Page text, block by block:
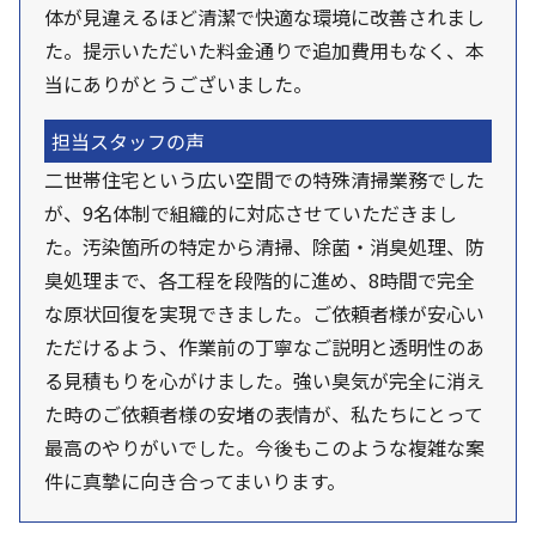
体が見違えるほど清潔で快適な環境に改善されまし
た。提示いただいた料金通りで追加費用もなく、本
当にありがとうございました。
担当スタッフの声
二世帯住宅という広い空間での特殊清掃業務でした
が、9名体制で組織的に対応させていただきまし
た。汚染箇所の特定から清掃、除菌・消臭処理、防
臭処理まで、各工程を段階的に進め、8時間で完全
な原状回復を実現できました。ご依頼者様が安心い
ただけるよう、作業前の丁寧なご説明と透明性のあ
る見積もりを心がけました。強い臭気が完全に消え
た時のご依頼者様の安堵の表情が、私たちにとって
最高のやりがいでした。今後もこのような複雑な案
件に真摯に向き合ってまいります。